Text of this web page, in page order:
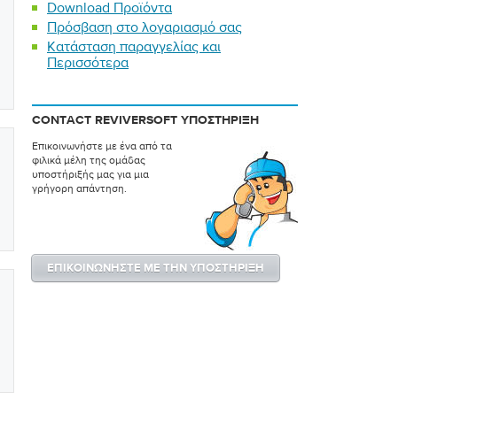
Download Προϊόντα
Πρόσβαση στο λογαριασμό σας
Κατάσταση παραγγελίας και
Περισσότερα
CONTACT REVIVERSOFT ΥΠΟΣΤΉΡΙΞΗ
Επικοινωνήστε με ένα από τα
φιλικά μέλη της ομάδας
υποστήριξής μας για μια
γρήγορη απάντηση.
ΕΠΙΚΟΙΝΩΝΉΣΤΕ ΜΕ ΤΗΝ ΥΠΟΣΤΉΡΙΞΗ